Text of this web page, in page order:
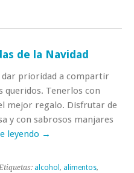
de la Navidad
dar prioridad a compartir
queridos. Tenerlos con
mejor regalo. Disfrutar de
y con sabrosos manjares
leyendo →
alcohol , alimentos,